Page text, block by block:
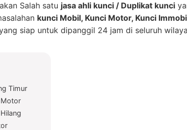
Salah satu jasa ahli kunci / Duplikat kunci
kunci Mobil, Kunci Motor, Kunci
siap untuk dipanggil 24 jam di seluruh
Timur
Motor